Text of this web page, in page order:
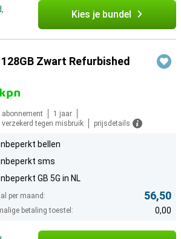
Kies je bundel
Zwart Refurbished
abonnement
1 jaar
verzekerd tegen misbruik
prijsdetails
bellen
sms
GB 5G in NL
per maand: 56,50
betaling toestel: 0,00